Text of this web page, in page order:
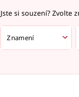
Jste si souzení? Zvolte